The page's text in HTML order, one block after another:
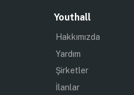
Youthall
Hakkımızda
Yardım
Şirketler
İlanlar